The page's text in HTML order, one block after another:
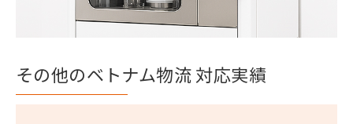
その他のベトナム物流 対応実績